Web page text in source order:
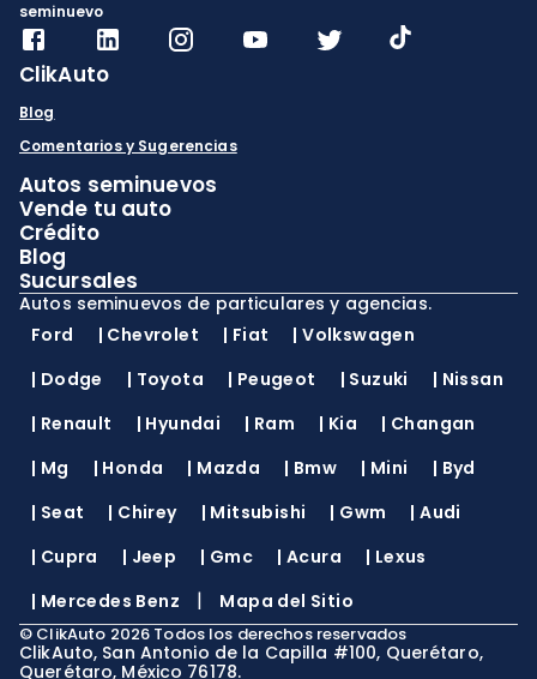
seminuevo
ClikAuto
Blog
Comentarios y Sugerencias
Autos seminuevos
Vende tu auto
Crédito
Blog
Sucursales
Autos seminuevos de particulares y agencias.
Ford
| Chevrolet | Fiat |Volkswagen
| Dodge | Toyota | Peugeot | Suzuki | Nissan
| Renault | Hyundai | Ram | Kia | Changan
| Mg | Honda | Mazda | Bmw | Mini | Byd
| Seat | Chirey | Mitsubishi | Gwm |Audi
| Cupra | Jeep | Gmc |Acura | Lexus
| Mercedes Benz | Mapa del Sitio
© ClikAuto 2026 Todos los derechos reservados
ClikAuto, San Antonio de la Capilla #100, Querétaro,
Querétaro, México 76178.